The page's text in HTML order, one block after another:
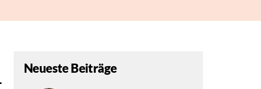
Neueste Beiträge